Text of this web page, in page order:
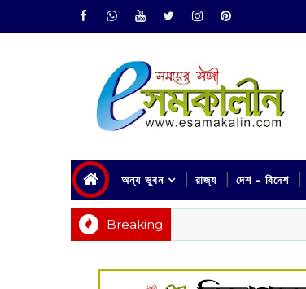
অন্য ভুবন রাজ্য দেশ - বিদেশ
Breaking